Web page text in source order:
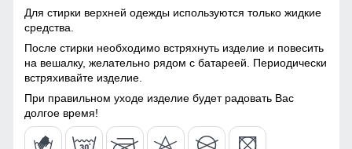
Подкладка из полиэстера: Устойчива к износу и легко
очищается, что делает куртку идеальным вариантом для
повседневного использования.
Капюшон на все случаи жизни
Несъемный и регулируемый капюшон делает эту куртку
123
63
Материал подкладки
капюшона
Материал наполнителя
Особенность ткани
ткань
Для стирки верхней одежды используются только жидкие
средства.
После стирки необходимо встряхнуть изделие и повесить
на вешалку, желательно рядом с батареей. Периодически
встряхивайте изделие.
При правильном уходе изделие будет радовать Вас
долгое время!